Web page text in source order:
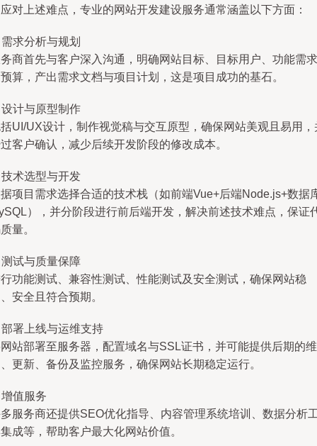
对上述难点，专业的网站开发建设服务通常涵盖以下方面：
求分析与规划
商首先与客户深入沟通，明确网站目标、目标用户、功能需求
算，产出需求文档与项目计划，这是项目成功的基石。
计与原型制作
UI/UX设计，制作视觉稿与交互原型，确保网站美观且易用，
客户确认，减少后续开发阶段的修改成本。
术选型与开发
项目需求选择合适的技术栈（如前端Vue+后端Node.js+数据
），并分阶段进行前后端开发，解决前述技术难点，保证
量。
试与质量保障
功能测试、兼容性测试、性能测试及安全测试，确保网站稳
安全且符合预期。
署上线与运维支持
站部署至服务器，配置域名与SSL证书，并可能提供后期的维
更新、备份及监控服务，确保网站长期稳定运行。
值服务
服务商还提供SEO优化指导、内容管理系统培训、数据分析
成等，帮助客户最大化网站价值。